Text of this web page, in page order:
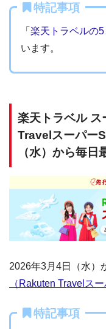
特記事項
「 楽天トラベルの5
います。
楽天トラベル
Travelスーパー
（水）から毎
2026年3月4日（水）
（Rakuten Travelス
特記事項